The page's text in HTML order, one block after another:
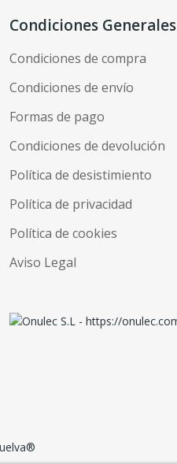
Condiciones Generales
Condiciones de compra
Condiciones de envío
Formas de pago
Condiciones de devolución
Política de desistimiento
Política de privacidad
Política de cookies
Aviso Legal